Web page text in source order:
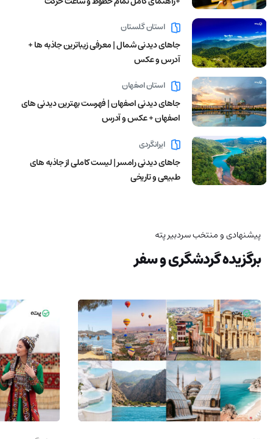
استان گلستان
جاهای دیدنی شمال | معرفی زیباترین جاذبه ها +
آدرس و عکس
استان اصفهان
جاهای دیدنی اصفهان | فهرست بهترین دیدنی های
اصفهان + عکس و آدرس
ایرانگردی
جاهای دیدنی رامسر | لیست کاملی از جاذبه های
طبیعی و تاریخی
پیشنهادی و منتخب سردبیر پته
برگزیده گردشگری و سفر